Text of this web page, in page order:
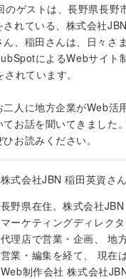
のゲストは、長野県長野
れている、株式会社
、稲田さんは、日々さ
によるWebサイト
れています。
二人に地方企業がWeb活
てお話を聞いてきました
お読みください。
株式会社JBN 稲田英資さん
長野県在住。株式会社
マーケティングディレク
代理店で営業・企画、 地
営業・編集を経て、 現在
Web制作会社 株式会社